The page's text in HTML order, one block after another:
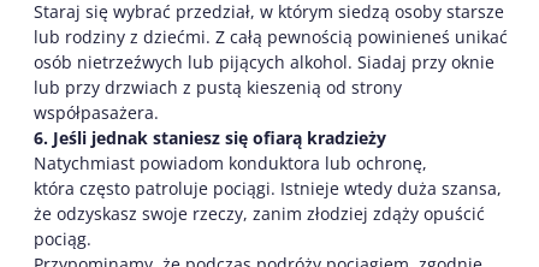
Staraj się wybrać przedział, w którym siedzą osoby starsze
lub rodziny z dziećmi. Z całą pewnością powinieneś unikać
osób nietrzeźwych lub pijących alkohol. Siadaj przy oknie
lub przy drzwiach z pustą kieszenią od strony
współpasażera.
6. Jeśli jednak staniesz się ofiarą kradzieży
Natychmiast powiadom konduktora lub ochronę,
która często patroluje pociągi. Istnieje wtedy duża szansa,
że odzyskasz swoje rzeczy, zanim złodziej zdąży opuścić
pociąg.